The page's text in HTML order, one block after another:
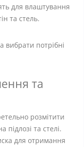
для влаштування
та стель.
вибрати потрібні
та
розмітити
та стелі.
для отримання